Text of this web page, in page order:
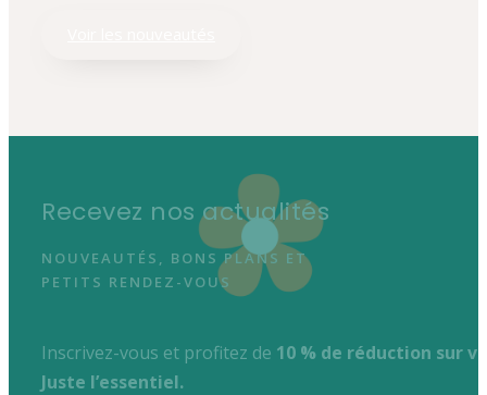
Recevez nos actualités
NOUVEAUTÉS, BONS PLANS ET
PETITS RENDEZ-VOUS
Inscrivez-vous et profitez de 10 % de réduction sur
Juste l’essentiel.